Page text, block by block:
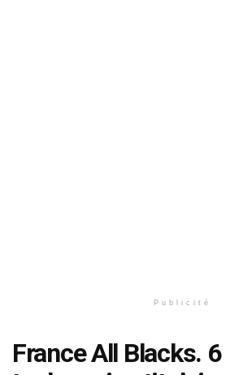
Publicité
France All Blacks. 6